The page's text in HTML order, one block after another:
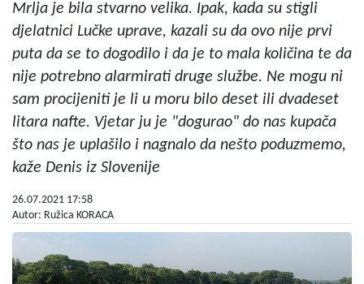
Mrlja je bila stvarno velika. Ipak, kada su stigli
djelatnici Lučke uprave, kazali su da ovo nije prvi
puta da se to dogodilo i da je to mala količina te da
nije potrebno alarmirati druge službe. Ne mogu ni
sam procijeniti je li u moru bilo deset ili dvadeset
litara nafte. Vjetar ju je "dogurao" do nas kupača
što nas je uplašilo i nagnalo da nešto poduzmemo,
kaže Denis iz Slovenije
26.07.2021 17:58
Autor: Ružica KORACA